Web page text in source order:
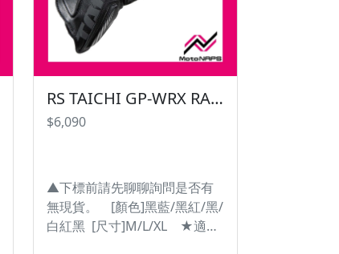
衣服上3M Scotchlite 反光材料
不受雨勢影響，保護騎士們雨
天的行車安全。 ・無縫線臀部
結構提供高耐用性和防水性 ・
#RSTAICHI #DAYMASTER
#RAINSUIT #防水透濕雨衣
防水透濕 ※圖片僅供參考且螢
幕顯示色差會略有不同，請依
實物為主。
RS TAICHI GP-WRX RACING GLOVE NXT056 皮手套 運動手套【黑色賣場】
$6,090
▲下標前請先聊聊詢問是否有
無現貨。 [顏色]黑藍/黑紅/黑/
白紅黑 [尺寸]M/L/XL ★適合